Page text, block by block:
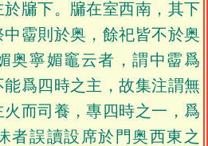
於牖下。牖在室西南，其下
霤則於奥，餘祀皆不於奥
奥寧媚竈云者，謂中霤爲
爲四時之主，故集注謂無
而司養，專四時之一，爲
者誤讀設席於門奥西東之